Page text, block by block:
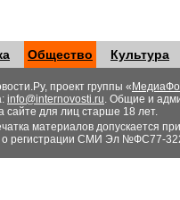
Общество Культура
проект группы «
info@internovosti.ru. Общие и
для лиц старше 18 лет.
материалов допускается
о регистрации СМИ Эл №ФС77-